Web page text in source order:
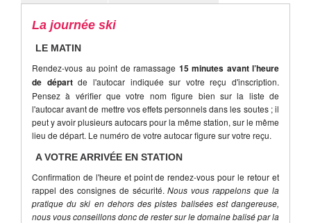
La journée ski
LE MATIN
Rendez-vous au point de ramassage 15 minutes avant l’heure
de départde l'autocar indiquée sur votre reçu d'inscription.
Pensez à vérifier que votre nom figure bien sur la liste de
l'autocar avant de mettre vos effets personnels dans les soutes ; il
peut y avoir plusieurs autocars pour la même station, sur le même
lieu de départ. Le numéro de votre autocar figure sur votre reçu.
A VOTRE ARRIVÉE EN STATION
Confirmation de l'heure et point de rendez-vous pour le retour et
rappel des consignes de sécurité.Nous vous rappelons que la
pratique du ski en dehors des pistes balisées est dangereuse,
nous vous conseillons donc de rester sur le domaine balisé par la